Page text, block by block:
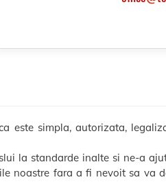
este simpla, autorizata,
la standarde inalte si ne-a
noastre fara a fi nevoit sa va